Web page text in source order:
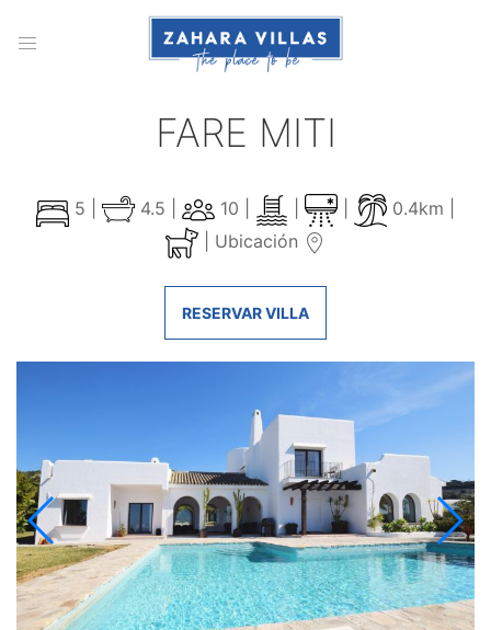
FARE MITI
5 | 4.5 | 10 |
0.4km |
Ubicación
RESERVAR VILLA